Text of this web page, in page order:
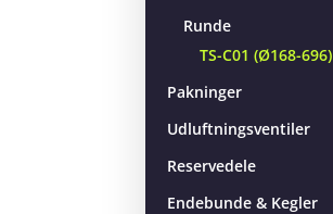
Runde
TS-C01 (Ø168-696)
Pakninger
Udluftningsventiler
Reservedele
Endebunde & Kegler